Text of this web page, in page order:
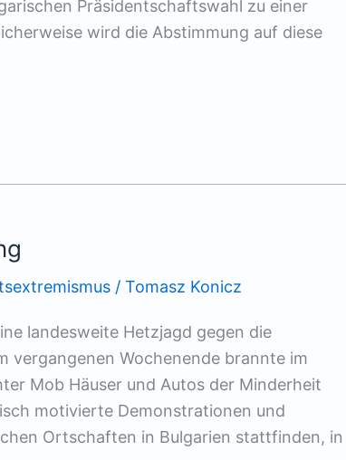
Präsidentschaftswahl zu einer
wird die Abstimmung auf diese
/ Tomasz Konicz
landesweite Hetzjagd gegen die
vergangenen Wochenende brannte im
Mob Häuser und Autos der Minderheit
motivierte Demonstrationen und
Ortschaften in Bulgarien stattfinden, in